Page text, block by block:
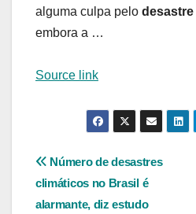
alguma culpa pelo desastre
embora a …
Source link
Navegação
de
Número de desastres
climáticos no Brasil é
alarmante, diz estudo